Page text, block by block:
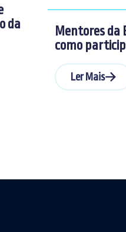
da
Mentores da
como
Ler Mais